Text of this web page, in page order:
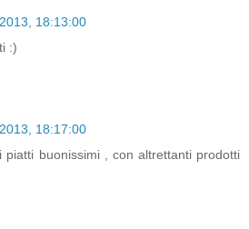
18:13:00
:)
18:17:00
piatti buonissimi , con altrettanti prodotti